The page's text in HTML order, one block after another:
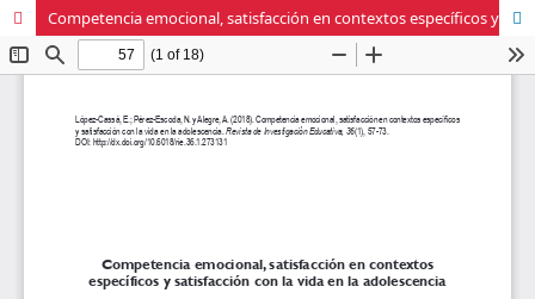
Competencia emocional, satisfacción en contextos específicos y satisfacción con la vida en la adolescencia